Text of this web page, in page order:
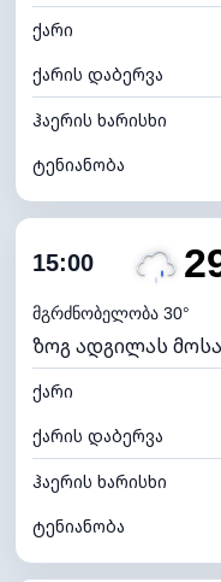
განათების ინდექსი
ღრუბლის სიმაღლე
ქარი
ქარის დაბერვა
ჰაერის ხარისხი
ტენიანობა
ღრუბლიანობა
ნამის წერტილი
ხილვადობა
განათების ინდექსი
ღრუბლის სიმაღლე
15:00
მგრძნობელობა 30°
ზოგ ადგილას
ქარი
ქარის დაბერვა
ჰაერის ხარისხი
ტენიანობა